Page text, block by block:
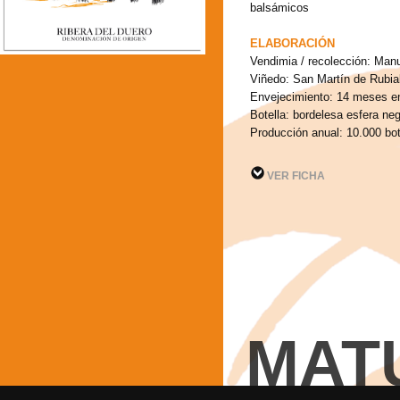
balsámicos
ELABORACIÓN
Vendimia / recolección:
Viñedo: San Martín de
Envejecimiento: 14 meses
Botella: bordelesa esfera
Producción anual: 10.000
VER FICHA